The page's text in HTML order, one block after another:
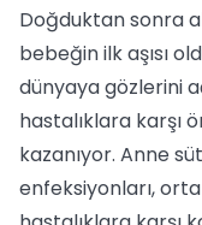
Doğduktan sonra
bebeğin ilk aşısı
dünyaya gözlerini
hastalıklara karşı
kazanıyor. Anne
enfeksiyonları,